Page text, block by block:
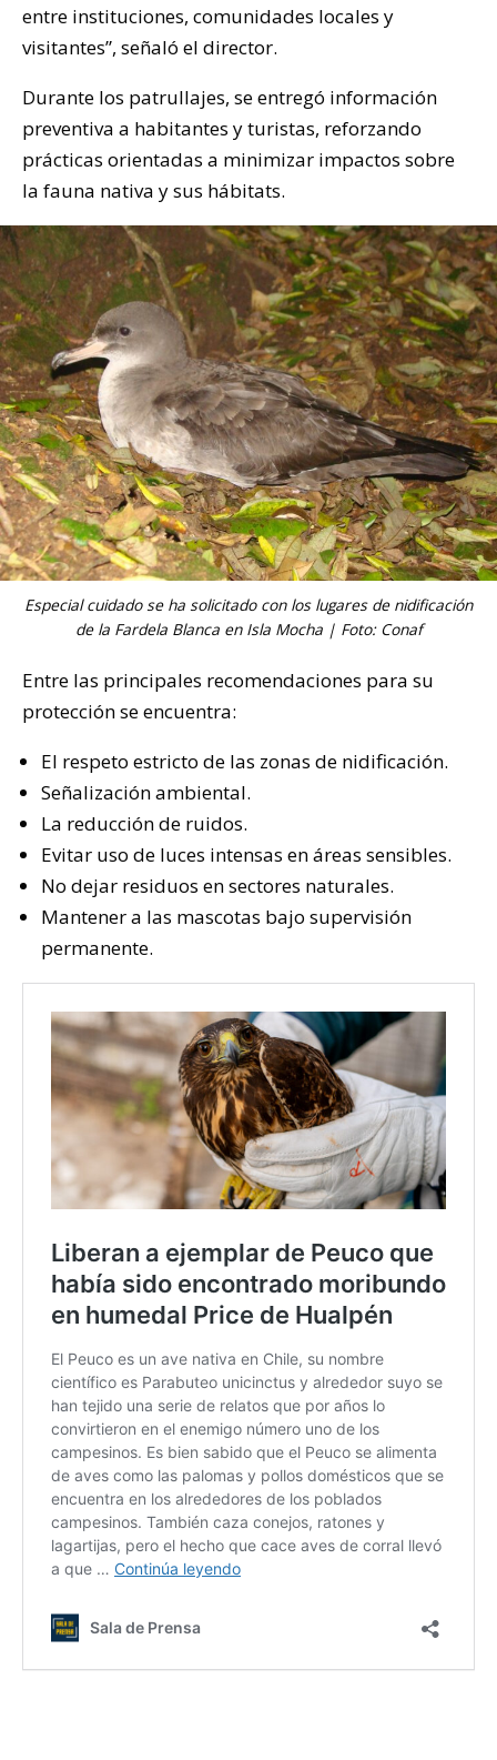
entre instituciones, comunidades locales y
visitantes”, señaló el director.
Durante los patrullajes, se entregó información
preventiva a habitantes y turistas, reforzando
prácticas orientadas a minimizar impactos sobre
la fauna nativa y sus hábitats.
Especial cuidado se ha solicitado con los lugares de nidificación
de la Fardela Blanca en Isla Mocha | Foto: Conaf
Entre las principales recomendaciones para su
protección se encuentra:
El respeto estricto de las zonas de nidificación.
Señalización ambiental.
La reducción de ruidos.
Evitar uso de luces intensas en áreas sensibles.
No dejar residuos en sectores naturales.
Mantener a las mascotas bajo supervisión
permanente.